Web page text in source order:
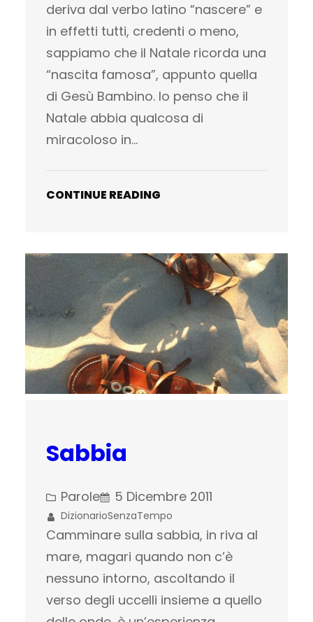
deriva dal verbo latino “nascere” e
in effetti tutti, credenti o meno,
sappiamo che il Natale ricorda una
“nascita famosa”, appunto quella
di Gesù Bambino. Io penso che il
Natale abbia qualcosa di
miracoloso in…
CONTINUE READING
Sabbia
Parole 5 Dicembre 2011
DizionarioSenzaTempo
Camminare sulla sabbia, in riva al
mare, magari quando non c’è
nessuno intorno, ascoltando il
verso degli uccelli insieme a quello